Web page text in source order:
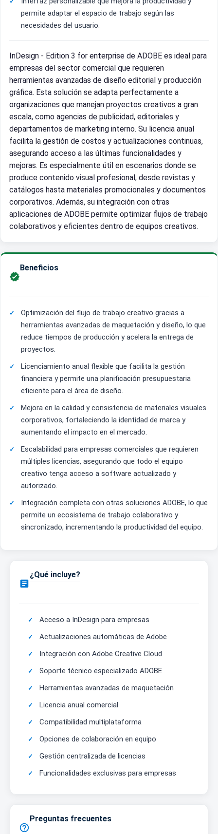
permite adaptar el espacio de trabajo según las
necesidades del usuario.
InDesign - Edition 3 for enterprise de ADOBE es ideal para
empresas del sector comercial que requieren
herramientas avanzadas de diseño editorial y producción
gráfica. Esta solución se adapta perfectamente a
organizaciones que manejan proyectos creativos a gran
escala, como agencias de publicidad, editoriales y
departamentos de marketing interno. Su licencia anual
facilita la gestión de costos y actualizaciones continuas,
asegurando acceso a las últimas funcionalidades y
mejoras. Es especialmente útil en escenarios donde se
produce contenido visual profesional, desde revistas y
catálogos hasta materiales promocionales y documentos
corporativos. Además, su integración con otras
aplicaciones de ADOBE permite optimizar flujos de trabajo
colaborativos y eficientes dentro de equipos creativos.

Beneficios
Optimización del flujo de trabajo creativo gracias a
herramientas avanzadas de maquetación y diseño, lo que
reduce tiempos de producción y acelera la entrega de
proyectos.
Licenciamiento anual flexible que facilita la gestión
financiera y permite una planificación presupuestaria
eficiente para el área de diseño.
Mejora en la calidad y consistencia de materiales visuales
corporativos, fortaleciendo la identidad de marca y
aumentando el impacto en el mercado.
Escalabilidad para empresas comerciales que requieren
múltiples licencias, asegurando que todo el equipo
creativo tenga acceso a software actualizado y
autorizado.
Integración completa con otras soluciones ADOBE, lo que
permite un ecosistema de trabajo colaborativo y
sincronizado, incrementando la productividad del equipo.

¿Qué incluye?
Acceso a InDesign para empresas
Actualizaciones automáticas de Adobe
Integración con Adobe Creative Cloud
Soporte técnico especializado ADOBE
Herramientas avanzadas de maquetación
Licencia anual comercial
Compatibilidad multiplataforma
Opciones de colaboración en equipo
Gestión centralizada de licencias
Funcionalidades exclusivas para empresas

Preguntas frecuentes